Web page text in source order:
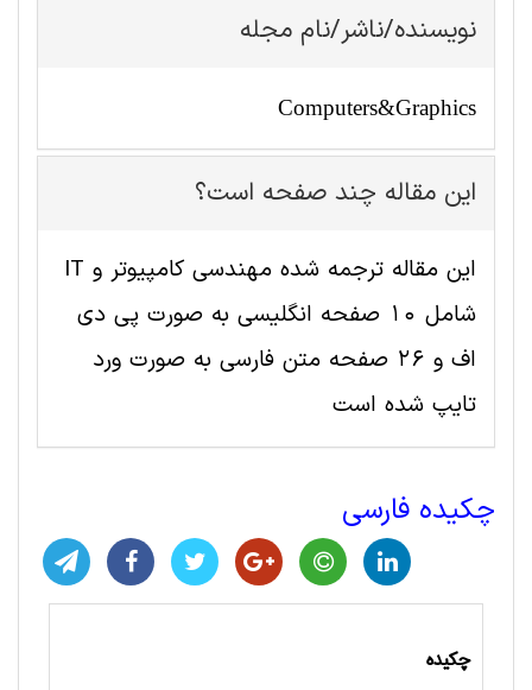
نویسنده/ناشر/نام مجله
Computers&Graphics
این مقاله چند صفحه است؟
این مقاله ترجمه شده مهندسی کامپیوتر و IT
شامل 10 صفحه انگلیسی به صورت پی دی
اف و 26 صفحه متن فارسی به صورت ورد
تایپ شده است
چکیده فارسی
چکیده